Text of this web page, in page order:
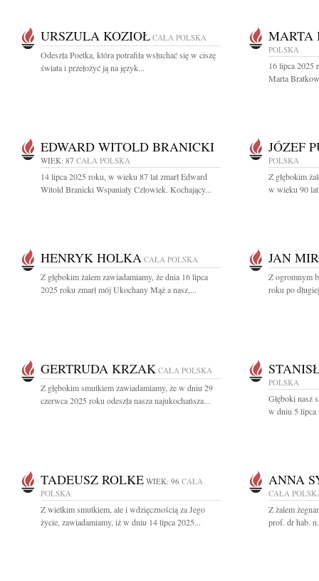
URSZULA KOZIOŁ CAŁA POLSKA
Odeszła Poetka, która potrafiła wsłuchać się w ciszę
świata i przełożyć ją na język...
MARTA
POLSKA
16 lipca 2025
Marta
EDWARD WITOLD BRANICKI
WIEK: 87 CAŁA POLSKA
14 lipca 2025 roku, w wieku 87 lat zmarł Edward
Witold Branicki Wspaniały Człowiek. Kochający...
JÓZEF
POLSKA
Z głębokim
w wieku 90
HENRYK HOLKA CAŁA POLSKA
Z głębokim żalem zawiadamiamy, że dnia 16 lipca
2025 roku zmarł mój Ukochany Mąż a nasz,...
JAN
Z ogromnym
roku po
GERTRUDA KRZAK CAŁA POLSKA
Z głębokim smutkiem zawiadamiamy, że w dniu 29
czerwca 2025 roku odeszła nasza najukochańsza...
POLSKA
Głęboki nasz
w dniu 5 lipca
TADEUSZ ROLKE WIEK: 96 CAŁA
POLSKA
Z wielkim smutkiem, ale i wdzięcznością za Jego
życie, zawiadamiamy, iż w dniu 14 lipca 2025...
ANNA
CAŁA
Z żalem
prof. dr hab.